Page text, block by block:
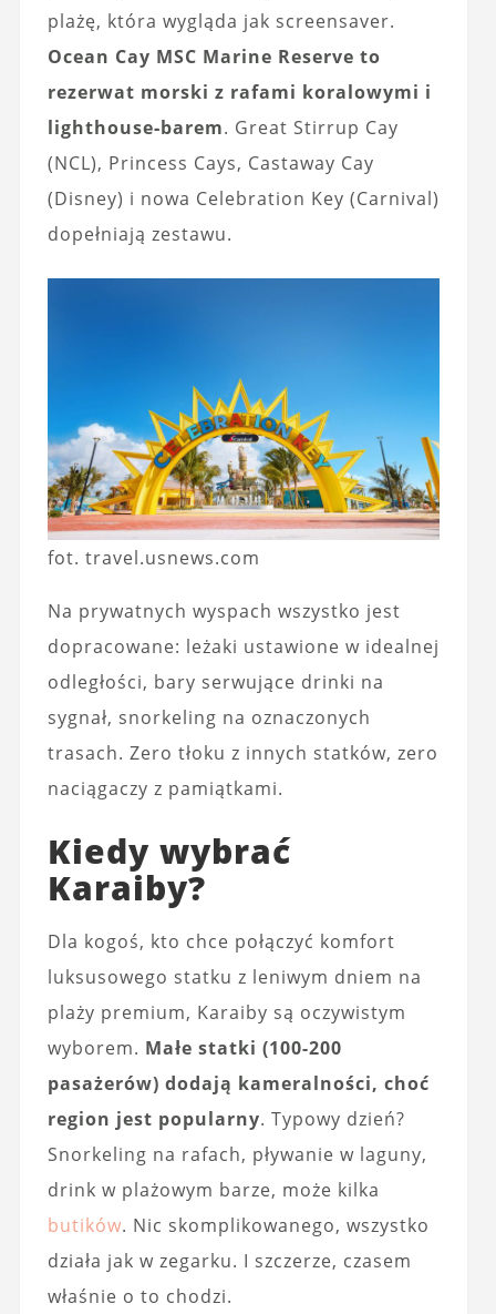
plażę, która wygląda jak screensaver.
Ocean Cay MSC Marine Reserve to
rezerwat morski z rafami koralowymi i
lighthouse‑barem. Great Stirrup Cay
(NCL), Princess Cays, Castaway Cay
(Disney) i nowa Celebration Key (Carnival)
dopełniają zestawu.
fot. travel.usnews.com
Na prywatnych wyspach wszystko jest
dopracowane: leżaki ustawione w idealnej
odległości, bary serwujące drinki na
sygnał, snorkeling na oznaczonych
trasach. Zero tłoku z innych statków, zero
naciągaczy z pamiątkami.
Kiedy wybrać
Karaiby?
Dla kogoś, kto chce połączyć komfort
luksusowego statku z leniwym dniem na
plaży premium, Karaiby są oczywistym
wyborem. Małe statki (100-200
pasażerów) dodają kameralności, choć
region jest popularny. Typowy dzień?
Snorkeling na rafach, pływanie w laguny,
drink w plażowym barze, może kilka
butików. Nic skomplikowanego, wszystko
działa jak w zegarku. I szczerze, czasem
właśnie o to chodzi.